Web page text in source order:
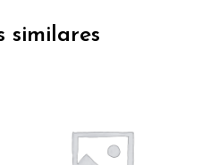
similares